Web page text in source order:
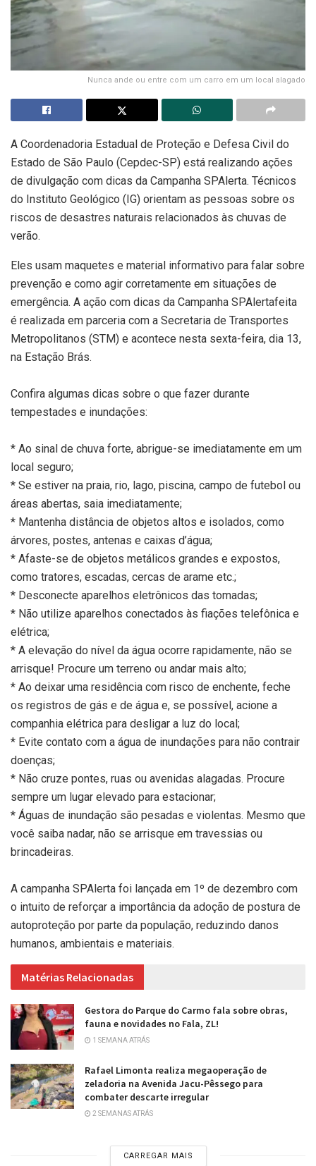
Nunca ande ou entre com um carro em um local alagado
A Coordenadoria Estadual de Proteção e Defesa Civil do
Estado de São Paulo (Cepdec-SP) está realizando ações
de divulgação com dicas da Campanha SPAlerta. Técnicos
do Instituto Geológico (IG) orientam as pessoas sobre os
riscos de desastres naturais relacionados às chuvas de
verão.
Eles usam maquetes e material informativo para falar sobre
prevenção e como agir corretamente em situações de
emergência. A ação com dicas da Campanha SPAlertafeita
é realizada em parceria com a Secretaria de Transportes
Metropolitanos (STM) e acontece nesta sexta-feira, dia 13,
na Estação Brás.
Confira algumas dicas sobre o que fazer durante
tempestades e inundações:
* Ao sinal de chuva forte, abrigue-se imediatamente em um
local seguro;
* Se estiver na praia, rio, lago, piscina, campo de futebol ou
áreas abertas, saia imediatamente;
* Mantenha distância de objetos altos e isolados, como
árvores, postes, antenas e caixas d’água;
* Afaste-se de objetos metálicos grandes e expostos,
como tratores, escadas, cercas de arame etc.;
* Desconecte aparelhos eletrônicos das tomadas;
* Não utilize aparelhos conectados às fiações telefônica e
elétrica;
* A elevação do nível da água ocorre rapidamente, não se
arrisque! Procure um terreno ou andar mais alto;
* Ao deixar uma residência com risco de enchente, feche
os registros de gás e de água e, se possível, acione a
companhia elétrica para desligar a luz do local;
* Evite contato com a água de inundações para não contrair
doenças;
* Não cruze pontes, ruas ou avenidas alagadas. Procure
sempre um lugar elevado para estacionar;
* Águas de inundação são pesadas e violentas. Mesmo que
você saiba nadar, não se arrisque em travessias ou
brincadeiras.
A campanha SPAlerta foi lançada em 1º de dezembro com
o intuito de reforçar a importância da adoção de postura de
autoproteção por parte da população, reduzindo danos
humanos, ambientais e materiais.
Matérias Relacionadas
Gestora do Parque do Carmo fala sobre obras,
fauna e novidades no Fala, ZL!
1 SEMANA ATRÁS
Rafael Limonta realiza megaoperação de
zeladoria na Avenida Jacu-Pêssego para
combater descarte irregular
2 SEMANAS ATRÁS
CARREGAR MAIS